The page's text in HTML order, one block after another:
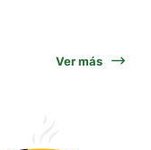
Ver más